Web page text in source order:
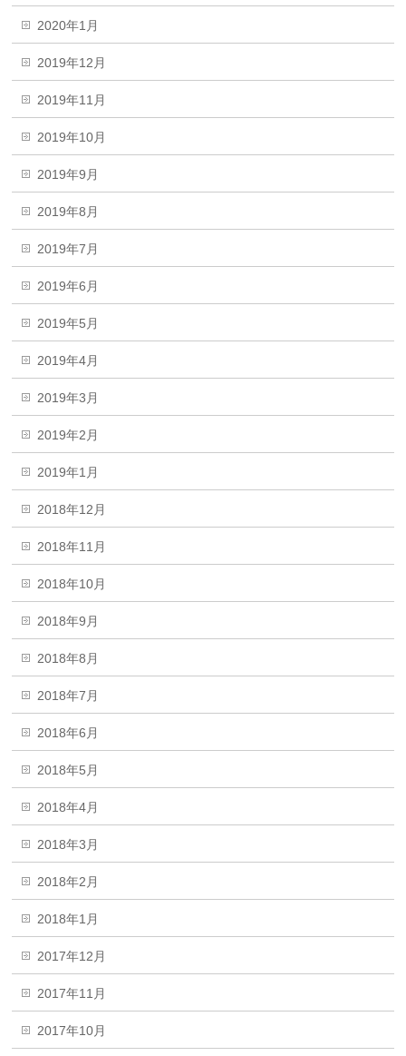
2020年1月
2019年12月
2019年11月
2019年10月
2019年9月
2019年8月
2019年7月
2019年6月
2019年5月
2019年4月
2019年3月
2019年2月
2019年1月
2018年12月
2018年11月
2018年10月
2018年9月
2018年8月
2018年7月
2018年6月
2018年5月
2018年4月
2018年3月
2018年2月
2018年1月
2017年12月
2017年11月
2017年10月